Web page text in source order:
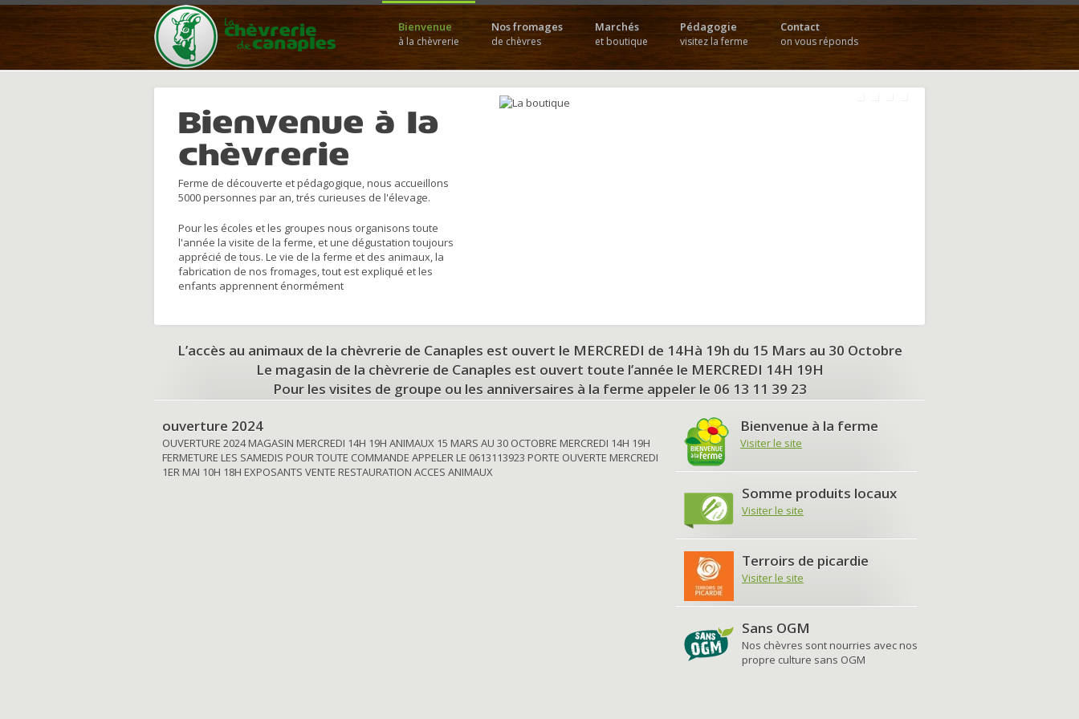
Bienvenue
à la chèvrerie
Nos fromages
de chèvres
Marchés
et boutique
Pédagogie
visitez la ferme
Contact
on vous réponds
Bienvenue à la
chèvrerie
Ferme de découverte et pédagogique, nous accueillons
5000 personnes par an, trés curieuses de l'élevage.
Pour les écoles et les groupes nous organisons toute
l'année la visite de la ferme, et une dégustation toujours
apprécié de tous. Le vie de la ferme et des animaux, la
fabrication de nos fromages, tout est expliqué et les
enfants apprennent énormément
L’accès au animaux de la chèvrerie de Canaples est ouvert le MERCREDI de 14Hà 19h du 15 Mars au 30 Octobre
Le magasin de la chèvrerie de Canaples est ouvert toute l’année le MERCREDI 14H 19H
Pour les visites de groupe ou les anniversaires à la ferme appeler le 06 13 11 39 23
ouverture 2024
OUVERTURE 2024 MAGASIN MERCREDI 14H 19H ANIMAUX 15 MARS AU 30 OCTOBRE MERCREDI 14H 19H
FERMETURE LES SAMEDIS POUR TOUTE COMMANDE APPELER LE 0613113923 PORTE OUVERTE MERCREDI
1ER MAI 10H 18H EXPOSANTS VENTE RESTAURATION ACCES ANIMAUX
Bienvenue à la ferme
Visiter le site
Somme produits locaux
Visiter le site
Terroirs de picardie
Visiter le site
Sans OGM
Nos chèvres sont nourries avec nos
propre culture sans OGM